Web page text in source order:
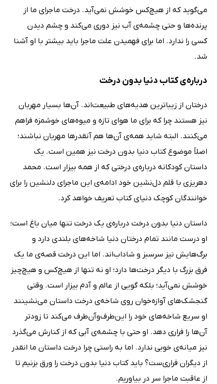
می‌گوید که از هیچ‌کس خوشش نمی‌آید. درخت ماجرای ما از
پرنده‌ها و حتی چشمه‌ی آب نیز دوری می‌کند و چشم دیدن
کسی را ندارد. اما برای فهمیدن علت ماجرا باید بیشتر با او آشنا
شد.
درباره‌‌ی کتاب دنیا بدون درخت
درختان از زیبا‌ترین هدیه‌های طبیعت‌اند. آن‌ها بسیار مهربان
نیز هستند چرا که برای ما هوای تازه و میوه‌های خوشمزه فراهم
می‌کنند. البته شاید همه‌ی آن‌ها هم آنقدر‌ها مهربان نباشند؛
اصلاً موضوع کتاب دنیا بدون درخت نیز همین است. یک
داستان کودکانه درباره‌ی درختی که از همه بیزار است. محمد
دهریزی با قلم دل‌نشین خود ادامه‌ی این ماجرای دلنشین را برای
خوانندگان کوچک دنیای کتاب تعریف خواهد کرد.
داستان دنیا بدون درخت درباره‌ی یک درخت تنها میان باغ است؛
او درست مانند تمام درختان دنیا شاخه‌های بلندی دارد و
برگ‌هایش نیز سرسبز و شاداب‌اند. اما این درخت قصه‌ی ما یک
فرق بزرگ با دیگر درخت‌ها دارد؛ او نه تنها از هیچ‌کس و هیچ‌چیز
خوشش نمی‌آید؛ بلکه گویی از عالم و آدم بیزار است. وقتی
گنجشک‌های آوازه‌خوان روی شاخه‌ی درخت داستان می‌نشینند
او سریع شاخه‌های خود را این‌طرف‌وآن‌طرف می‌کند تا زودتر
آن‌ها را فراری دهد. او حتی با چشمه‌ی آبی که از کنارش می‌گذرد
نیز میانه‌ی خوبی ندارد. اما به راستی چرا درخت داستان ما انقدر
از دیگران فراری‌ست؟ باید کتاب دنیا بدون درخت را ورق بزنیم تا
از عاقبت ماجرا سر در بیاوریم.